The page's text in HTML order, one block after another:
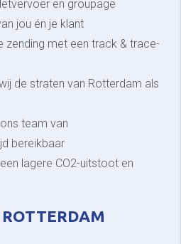
en groupage
jou én je klant
zending met een track & trace-
de straten van Rotterdam als
team van
bereikbaar
lagere CO2-uitstoot en